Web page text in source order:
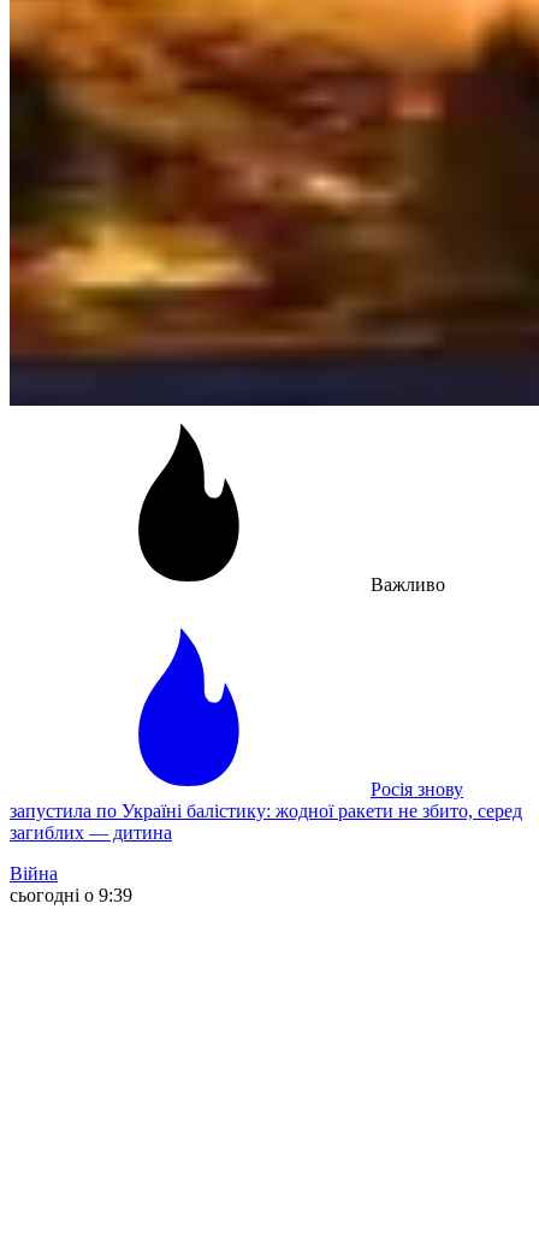
Важливо
Росія знову
запустила по Україні балістику: жодної ракети не збито, серед
загиблих — дитина
Війна
сьогодні о 9:39